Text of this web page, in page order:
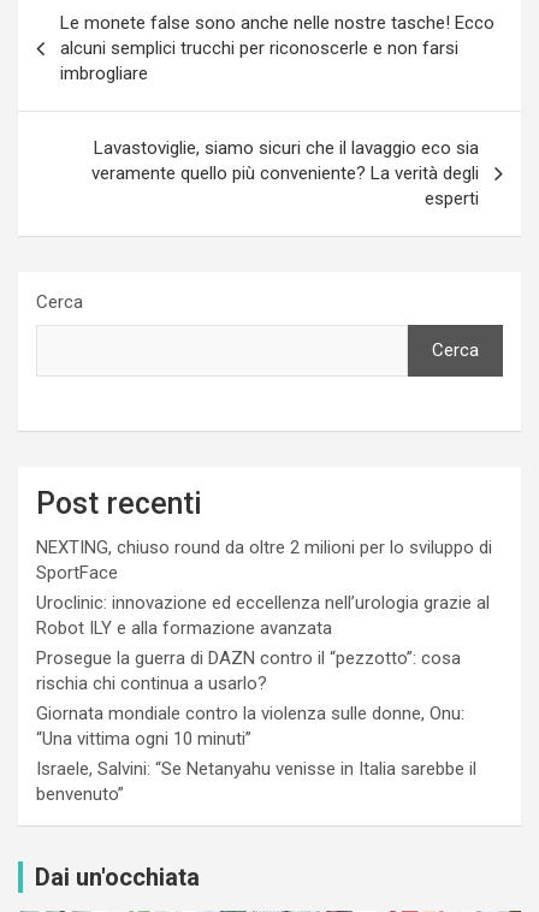
articoli
Le monete false sono anche nelle nostre tasche! Ecco
alcuni semplici trucchi per riconoscerle e non farsi
imbrogliare
Lavastoviglie, siamo sicuri che il lavaggio eco sia
veramente quello più conveniente? La verità degli
esperti
Cerca
Cerca
Post recenti
NEXTING, chiuso round da oltre 2 milioni per lo sviluppo di
SportFace
Uroclinic: innovazione ed eccellenza nell’urologia grazie al
Robot ILY e alla formazione avanzata
Prosegue la guerra di DAZN contro il “pezzotto”: cosa
rischia chi continua a usarlo?
Giornata mondiale contro la violenza sulle donne, Onu:
“Una vittima ogni 10 minuti”
Israele, Salvini: “Se Netanyahu venisse in Italia sarebbe il
benvenuto”
Dai un'occhiata